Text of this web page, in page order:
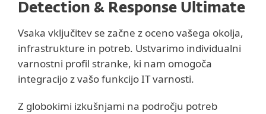
Detection & Response Ultimate
Vsaka vključitev se začne z oceno vašega okolja,
infrastrukture in potreb. Ustvarimo individualni
varnostni profil stranke, ki nam omogoča
integracijo z vašo funkcijo IT varnosti.
Z globokimi izkušnjami na področju potreb